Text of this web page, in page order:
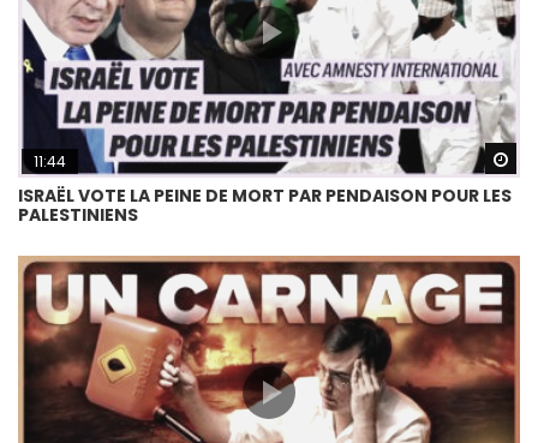
11:44
ISRAËL VOTE LA PEINE DE MORT PAR PENDAISON POUR LES
PALESTINIENS